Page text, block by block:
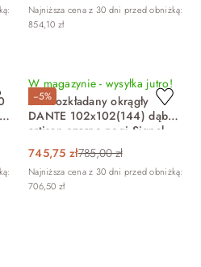
Najniższa cena z 30 dni przed obniżką:
854,10 zł
−5%
W magazynie - wysyłka jutro!
Stół rozkładany okrągły
DANTE 102x102(144) dąb
artisan czarne nogi Signal
745,75 zł785,00 zł
Najniższa cena z 30 dni przed obniżką:
706,50 zł